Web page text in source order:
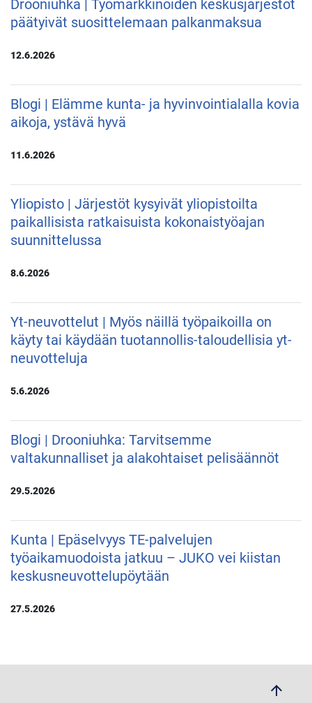
Drooniuhka | Työmarkkinoiden keskusjärjestöt
päätyivät suosittelemaan palkanmaksua
12.6.2026
Blogi | Elämme kunta- ja hyvinvointialalla kovia
aikoja, ystävä hyvä
11.6.2026
Yliopisto | Järjestöt kysyivät yliopistoilta
paikallisista ratkaisuista kokonaistyöajan
suunnittelussa
8.6.2026
Yt-neuvottelut | Myös näillä työpaikoilla on
käyty tai käydään tuotannollis-taloudellisia yt-
neuvotteluja
5.6.2026
Blogi | Drooniuhka: Tarvitsemme
valtakunnalliset ja alakohtaiset pelisäännöt
29.5.2026
Kunta | Epäselvyys TE-palvelujen
työaikamuodoista jatkuu – JUKO vei kiistan
keskusneuvottelupöytään
27.5.2026
arrow_upwards